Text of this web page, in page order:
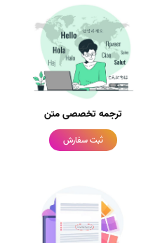
ترجمه تخصصی متن
ثبت سفارش